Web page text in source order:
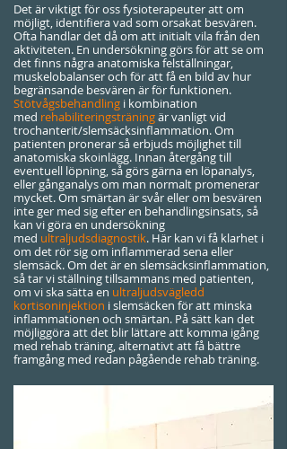
Det är viktigt för oss fysioterapeuter att om
möjligt, identifiera vad som orsakat besvären.
Ofta handlar det då om att initialt vila från den
aktiviteten. En undersökning görs för att se om
det finns några anatomiska felställningar,
muskelobalanser och för att få en bild av hur
begränsande besvären är för funktionen.
Stötvågsbehandling i kombination
med rehabiliteringsträningär vanligt vid
trochanterit/slemsäcksinflammation. Om
patienten pronerar så erbjuds möjlighet till
anatomiska skoinlägg. Innan återgång till
eventuell löpning, så görs gärna en löpanalys,
eller gånganalys om man normalt promenerar
mycket. Om smärtan är svår eller om besvären
inte ger med sig efter en behandlingsinsats, så
kan vi göra en undersökning
med ultraljudsdiagnostik. Här kan vi få klarhet i
om det rör sig om inflammerad sena eller
slemsäck. Om det är en slemsäcksinflammation,
så tar vi ställning tillsammans med patienten,
om vi ska sätta en ultraljudsvägledd
kortisoninjektion i slemsäcken för att minska
inflammationen och smärtan. På sätt kan det
möjliggöra att det blir lättare att komma igång
med rehab träning, alternativt att få bättre
framgång med redan pågående rehab träning.